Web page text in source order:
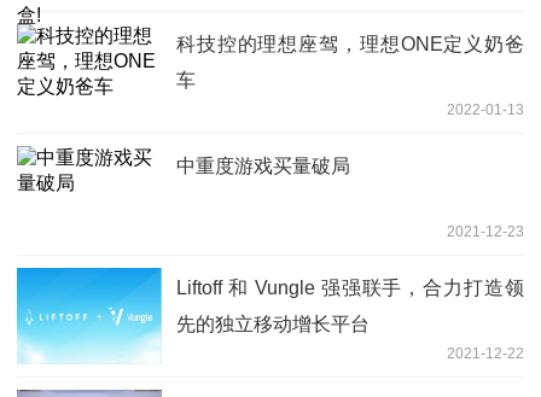
科技控的理想座驾，理想ONE定义奶爸
车
2022-01-13
中重度游戏买量破局
2021-12-23
Liftoff 和 Vungle 强强联手，合力打造领
先的独立移动增长平台
2021-12-22